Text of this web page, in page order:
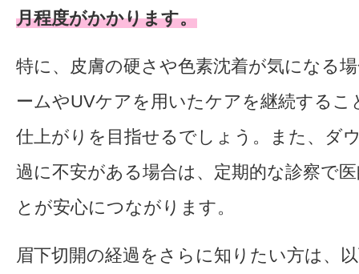
月程度がかかります。
特に、皮膚の硬さや色素沈着が気になる
ームやUVケアを用いたケアを継続するこ
仕上がりを目指せるでしょう。また、ダ
過に不安がある場合は、定期的な診察で
とが安心につながります。
眉下切開の経過をさらに知りたい方は、